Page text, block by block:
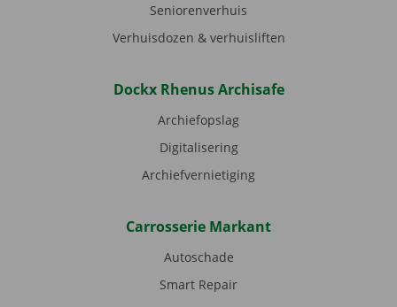
Seniorenverhuis
Verhuisdozen & verhuisliften
Dockx Rhenus Archisafe
Archiefopslag
Digitalisering
Archiefvernietiging
Carrosserie Markant
Autoschade
Smart Repair